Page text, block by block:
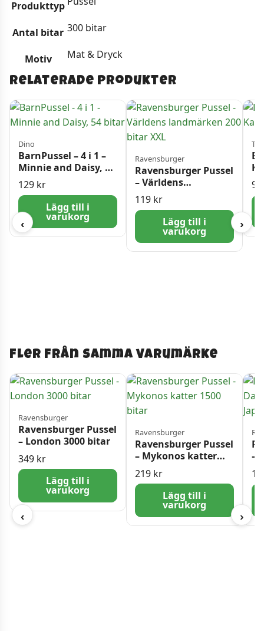
Produkttyp
Antal bitar 300 bitar
Motiv Mat & Dryck
Relaterade produkter
‹
Dino
BarnPussel – 4 i 1 –
Minnie and Daisy, 54
bitar
129 kr
Lägg till i
varukorg
Ravensburger
Ravensburger Pussel
– Världens
landmärken 200
bitar XXL
119 kr
Lägg till i
varukorg
99
›
Fler från samma varumärke
‹
Ravensburger
Ravensburger Pussel
– London 3000 bitar
349 kr
Lägg till i
varukorg
Ravensburger
Ravensburger Pussel
– Mykonos katter
1500 bitar
219 kr
Lägg till i
varukorg
–
›